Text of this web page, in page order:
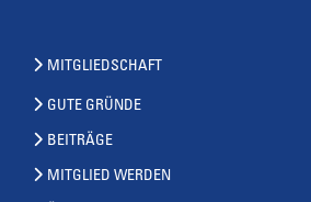
MITGLIEDSCHAFT
GUTE GRÜNDE
BEITRÄGE
MITGLIED WERDEN